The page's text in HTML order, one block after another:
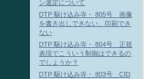
ン選定について
DTP 駆け込み寺・ 805号 画像
を書き出しできない、印刷でき
ない
DTP 駆け込み寺・ 804号 正規
表現でこういう制御はできるの
でしょうか？
DTP 駆け込み寺・ 803号 CID